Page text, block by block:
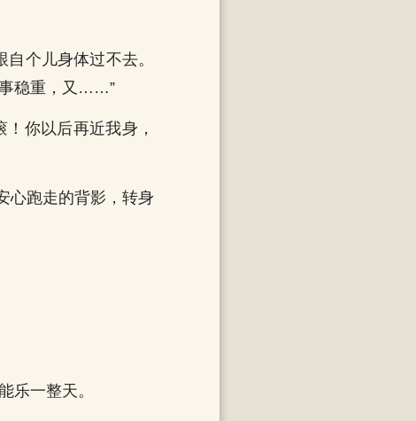
个儿身体过不去。
事稳重，又……”
你以后再近我身，
心跑走的背影，转身
乐一整天。